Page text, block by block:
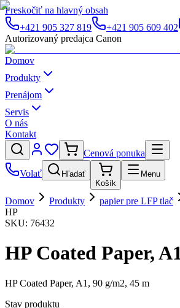
Preskočiť na hlavný obsah
+421 905 327 819
+421 905 609 402
Autorizovaný predajca Canon
Domov
Produkty
Prenájom
Servis
O nás
Kontakt
Cenová ponuka
Volať
Hľadať
Košík
Menu
Domov Produkty papier pre LFP tlač
HP
SKU: 76432
HP Coated Paper,
HP Coated Paper, A1, 90 g/m2, 45 m
Stav produktu